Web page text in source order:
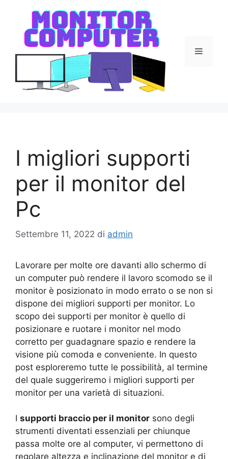
contenuto
Menu
I migliori supporti
per il monitor del
Pc
Settembre 11, 2022 di admin
Lavorare per molte ore davanti allo schermo di
un computer può rendere il lavoro scomodo se il
monitor è posizionato in modo errato o se non si
dispone dei migliori supporti per monitor. Lo
scopo dei supporti per monitor è quello di
posizionare e ruotare i monitor nel modo
corretto per guadagnare spazio e rendere la
visione più comoda e conveniente. In questo
post esploreremo tutte le possibilità, al termine
del quale suggeriremo i migliori supporti per
monitor per una varietà di situazioni.
I supporti braccio per il monitor sono degli
strumenti diventati essenziali per chiunque
passa molte ore al computer, vi permettono di
regolare altezza e inclinazione del monitor e di